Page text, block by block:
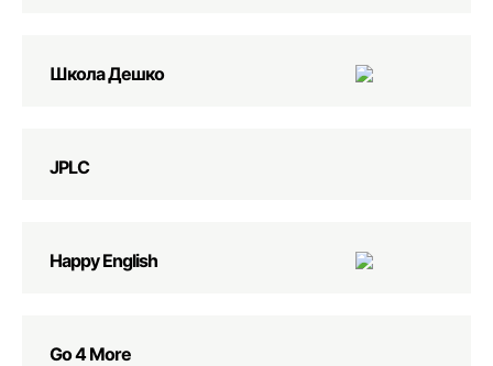
Школа Дешко
JPLC
Happy English
Go 4 More